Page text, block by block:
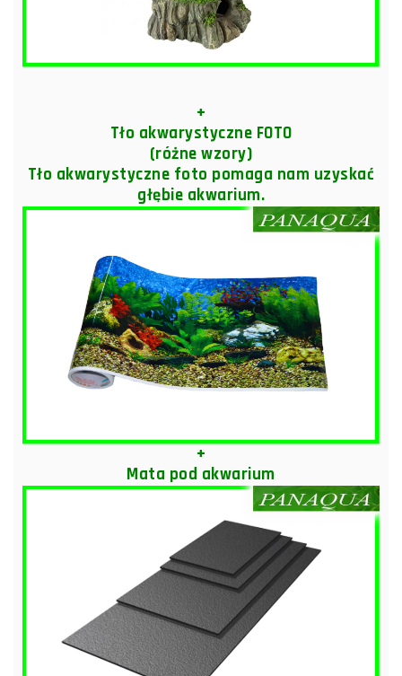
+
Tło akwarystyczne FOTO
(różne wzory)
Tło akwarystyczne foto pomaga nam uzyskać
głębie akwarium.
+
Mata pod akwarium